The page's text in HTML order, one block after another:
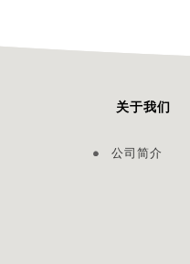
关于我们
公司简介